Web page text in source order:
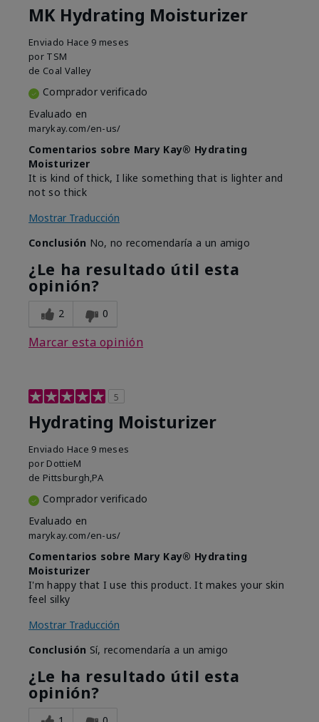
MK Hydrating Moisturizer
Enviado Hace 9 meses
por TSM
de Coal Valley
Comprador verificado
Evaluado en
marykay.com/en-us/
Comentarios sobre Mary Kay® Hydrating
Moisturizer
It is kind of thick, I like something that is lighter and
not so thick
Mostrar Traducción
Conclusión No, no recomendaría a un amigo
¿Le ha resultado útil esta
opinión?
2 0
Marcar esta opinión
5
Hydrating Moisturizer
Enviado Hace 9 meses
por DottieM
de Pittsburgh,PA
Comprador verificado
Evaluado en
marykay.com/en-us/
Comentarios sobre Mary Kay® Hydrating
Moisturizer
I'm happy that I use this product. It makes your skin
feel silky
Mostrar Traducción
Conclusión Sí, recomendaría a un amigo
¿Le ha resultado útil esta
opinión?